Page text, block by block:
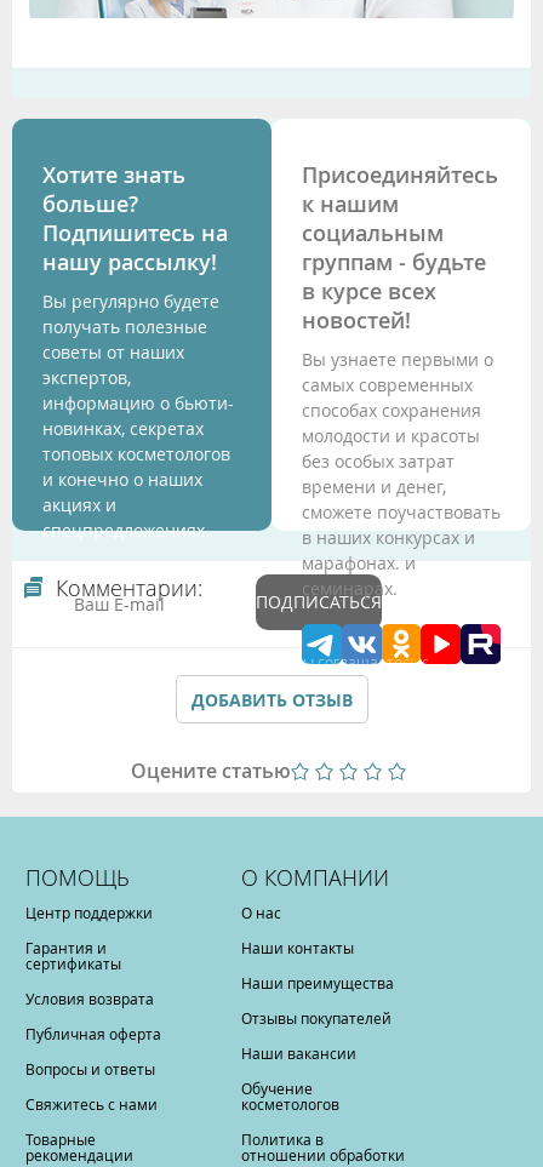
Хотите знать
больше?
Подпишитесь на
нашу рассылку!
Вы регулярно будете
получать полезные
советы от наших
экспертов,
информацию о бьюти-
новинках, секретах
топовых косметологов
и конечно о наших
акциях и
спецпредложениях.
ПОДПИСАТЬСЯ
Подтверждая данные формы Вы соглашаетесь с
Политикой обработки персональных данных
Присоединяйтесь
к нашим
социальным
группам - будьте
в курсе всех
новостей!
Вы узнаете первыми о
самых современных
способах сохранения
молодости и красоты
без особых затрат
времени и денег,
сможете поучаствовать
в наших конкурсах и
марафонах. и
семинарах.
Комментарии:
ДОБАВИТЬ ОТЗЫВ
Оцените статью
ПОМОЩЬ
Центр поддержки
Гарантия и
сертификаты
Условия возврата
Публичная оферта
Вопросы и ответы
Свяжитесь с нами
Товарные
рекомендации
О КОМПАНИИ
О нас
Наши контакты
Наши преимущества
Отзывы покупателей
Наши вакансии
Обучение
косметологов
Политика в
отношении обработки